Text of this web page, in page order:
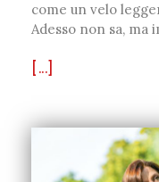
come un velo
Adesso non sa, ma
[...]